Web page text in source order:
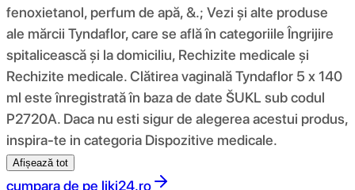
fenoxietanol, perfum de apă, &.; Vezi și alte produse
ale mărcii Tyndaflor, care se află în categoriile Îngrijire
spitalicească și la domiciliu, Rechizite medicale și
Rechizite medicale. Clătirea vaginală Tyndaflor 5 x 140
ml este înregistrată în baza de date ŠUKL sub codul
P2720A. Daca nu esti sigur de alegerea acestui produs,
inspira-te in categoria Dispozitive medicale.
Afișează tot
cumpara de pe liki24.ro